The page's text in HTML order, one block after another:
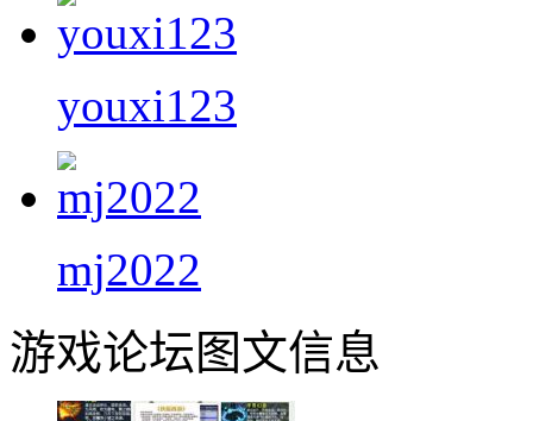
youxi123
mj2022
游戏论坛图文信息